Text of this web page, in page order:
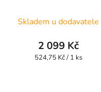
Skladem u dodavatele
2 099 Kč
Měrná
524,75 Kč / 1 ks